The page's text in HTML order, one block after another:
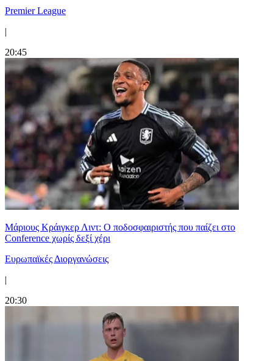
Premier League
|
20:45
Μάριους Κράιγκερ Λιντ: Ο ποδοσφαιριστής που παίζει στο
Conference χωρίς δεξί χέρι
Ευρωπαϊκές Διοργανώσεις
|
20:30